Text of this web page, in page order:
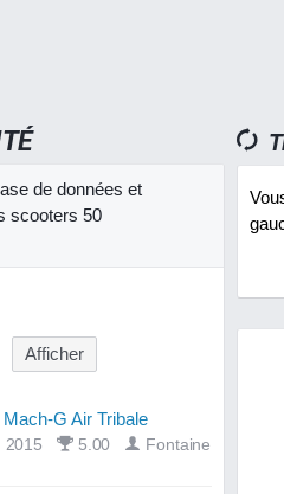
de données et
scooters 50
G Air Tribale
2015 5.00 Fontaine